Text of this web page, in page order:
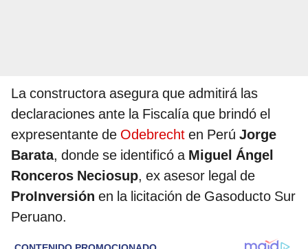
La constructora asegura que admitirá las
declaraciones ante la Fiscalía que brindó el
expresentante de Odebrecht en Perú Jorge
Barata, donde se identificó a Miguel Ángel
Ronceros Neciosup, ex asesor legal de
ProInversión en la licitación de Gasoducto Sur
Peruano.